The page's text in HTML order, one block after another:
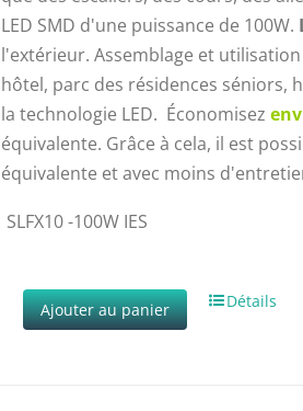
LED SMD d'une puissance de 100W.
l'extérieur. Assemblage et
hôtel, parc des résidences séniors,
la technologie LED. Économisez
équivalente. Grâce à cela, il est
équivalente et avec moins
SLFX10 -100W IES
Ajouter au panier Détails